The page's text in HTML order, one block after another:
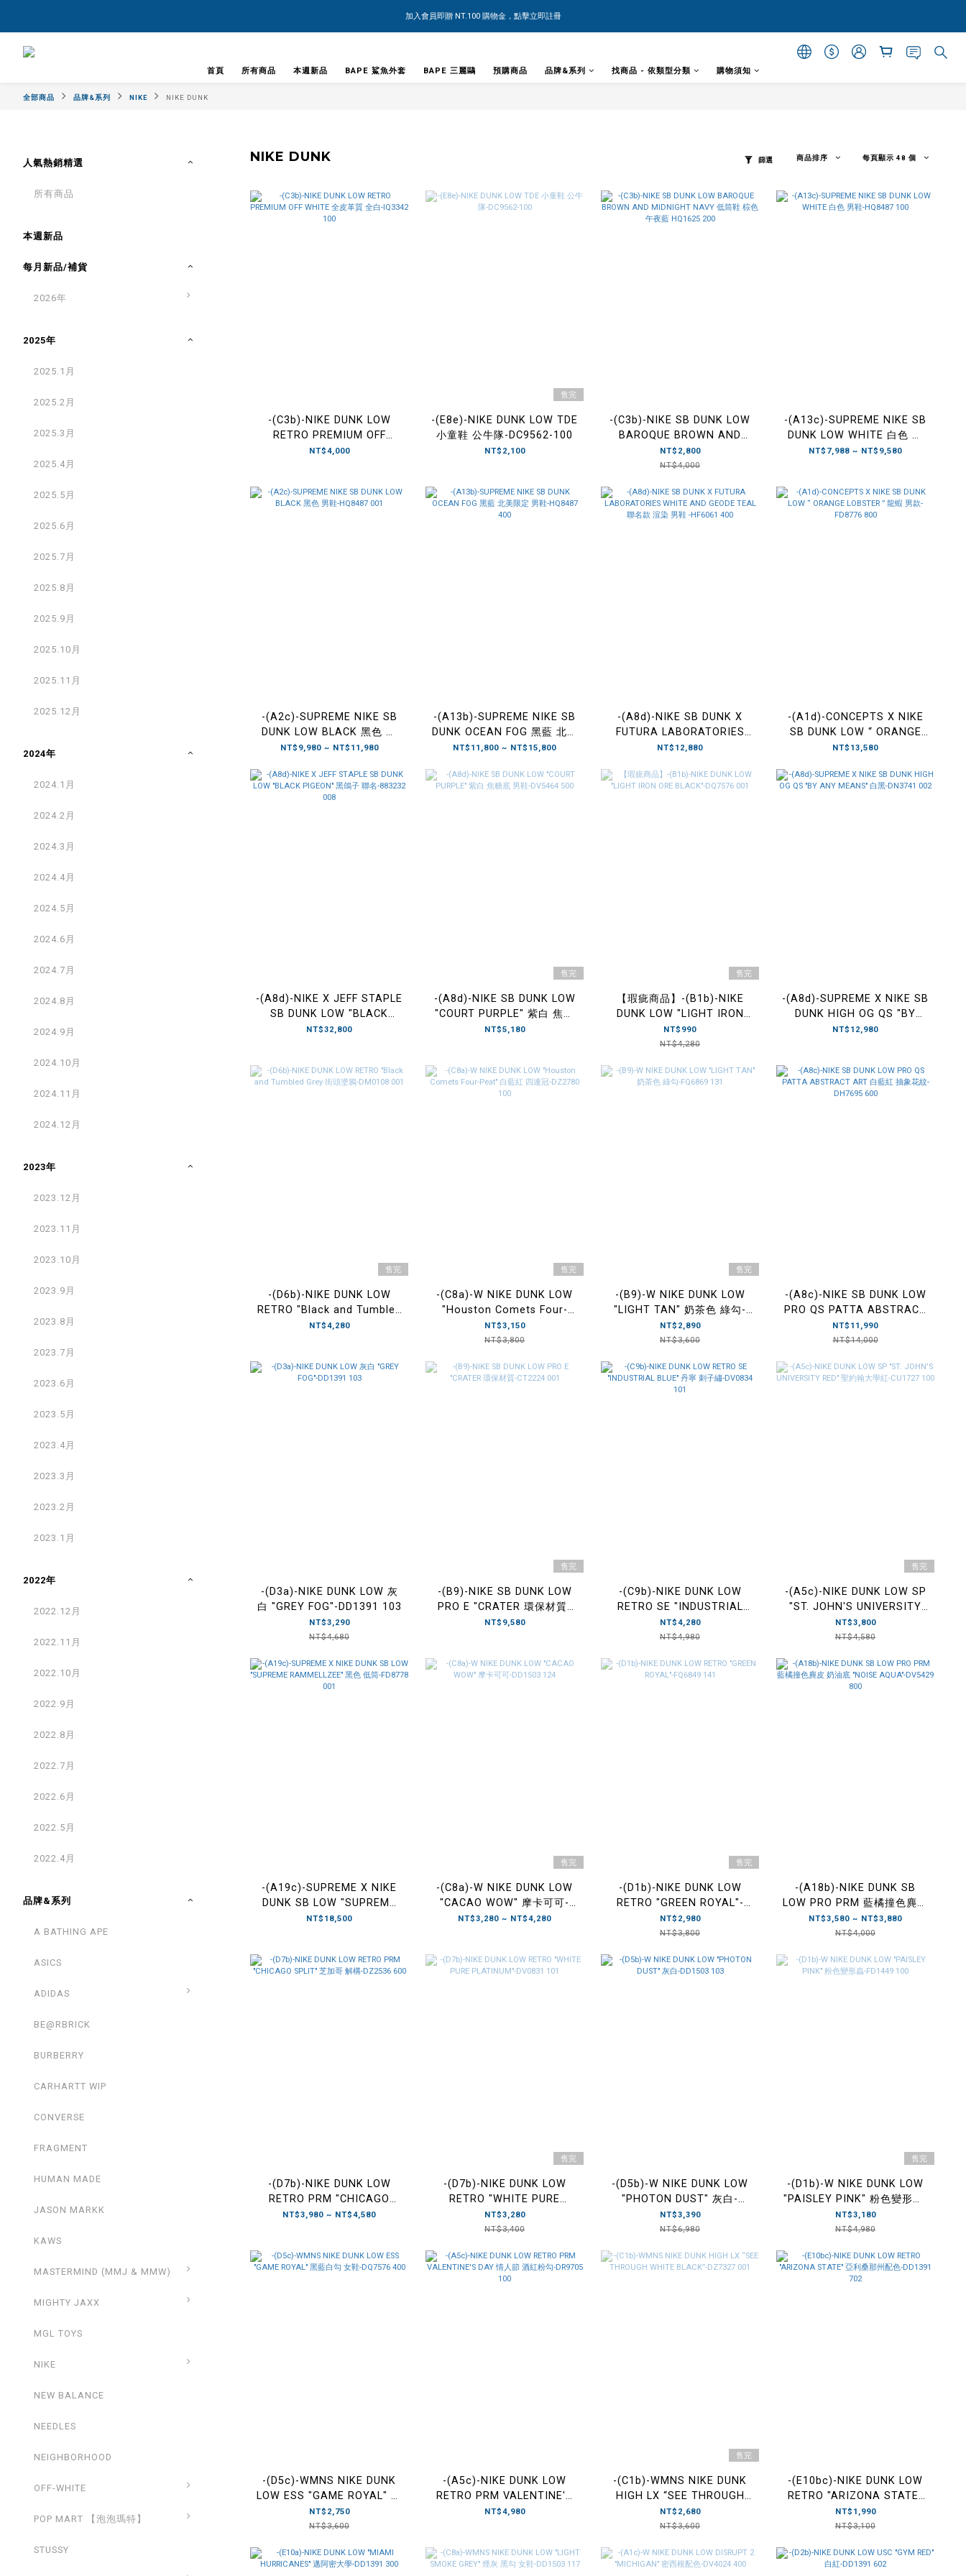
加入會員即贈 NT.100 購物金，點擊立即註冊
首頁 所有商品 本週新品 BAPE 鯊魚外套 BAPE 三麗鷗 預購商品 品牌&系列 找商品 - 依類型分類 購物須知
全部商品 品牌&系列 NIKE NIKE DUNK
人氣熱銷精選
所有商品
本週新品
每月新品/補貨
2026年
2025年
2025.1月
2025.2月
2025.3月
2025.4月
2025.5月
2025.6月
2025.7月
2025.8月
2025.9月
2025.10月
2025.11月
2025.12月
2024年
2024.1月
2024.2月
2024.3月
2024.4月
2024.5月
2024.6月
2024.7月
2024.8月
2024.9月
2024.10月
2024.11月
2024.12月
2023年
2023.12月
2023.11月
2023.10月
2023.9月
2023.8月
2023.7月
2023.6月
2023.5月
2023.4月
2023.3月
2023.2月
2023.1月
2022年
2022.12月
2022.11月
2022.10月
2022.9月
2022.8月
2022.7月
2022.6月
2022.5月
2022.4月
品牌&系列
A BATHING APE
ASICS
ADIDAS
BE@RBRICK
BURBERRY
CARHARTT WIP
CONVERSE
FRAGMENT
HUMAN MADE
JASON MARKK
KAWS
MASTERMIND (MMJ & MMW)
MIGHTY JAXX
MGL TOYS
NIKE
NEW BALANCE
NEEDLES
NEIGHBORHOOD
OFF-WHITE
POP MART 【泡泡瑪特】
STUSSY
NIKE DUNK 篩選 商品排序 每頁顯示 48 個
-(C3b)-NIKE DUNK LOW
RETRO PREMIUM OFF
WHITE 全皮革質 全白-
NT$4,000
售完
-(E8e)-NIKE DUNK LOW TDE
小童鞋 公牛隊-DC9562-100
NT$2,100
-(C3b)-NIKE SB DUNK LOW
BAROQUE BROWN AND
MIDNIGHT NAVY 低筒鞋 棕
色 午夜藍 HQ1625 200
NT$2,800
NT$4,000
-(A13c)-SUPREME NIKE SB
DUNK LOW WHITE 白色 男
鞋-HQ8487 100
NT$7,988 ~ NT$9,580
-(A2c)-SUPREME NIKE SB
DUNK LOW BLACK 黑色 男
鞋-HQ8487 001
NT$9,980 ~ NT$11,980
-(A13b)-SUPREME NIKE SB
DUNK OCEAN FOG 黑藍 北美
限定 男鞋-HQ8487 400
NT$11,800 ~ NT$15,800
-(A8d)-NIKE SB DUNK X
FUTURA LABORATORIES
WHITE AND GEODE TEAL 聯
NT$12,880
-(A1d)-CONCEPTS X NIKE
SB DUNK LOW “ ORANGE
LOBSTER ” 龍蝦 男款-
NT$13,580
-(A8d)-NIKE X JEFF STAPLE
SB DUNK LOW "BLACK
PIGEON" 黑鴿子 聯
NT$32,800
售完
-(A8d)-NIKE SB DUNK LOW
"COURT PURPLE" 紫白 焦糖
底 男鞋-DV5464 500
NT$5,180
售完
【瑕疵商品】-(B1b)-NIKE
DUNK LOW "LIGHT IRON
ORE BLACK"-DQ7576 001
NT$990
NT$4,280
-(A8d)-SUPREME X NIKE SB
DUNK HIGH OG QS "BY
ANY MEANS" 白黑-DN3741
NT$12,980
售完
-(D6b)-NIKE DUNK LOW
RETRO "Black and Tumbled
Grey 街頭塗鴉-DM0108 001
NT$4,280
售完
-(C8a)-W NIKE DUNK LOW
"Houston Comets Four-
Peat" 白藍紅 四連冠-DZ2780
100
NT$3,150
NT$3,800
售完
-(B9)-W NIKE DUNK LOW
"LIGHT TAN" 奶茶色 綠勾-
FQ6869 131
NT$2,890
NT$3,600
-(A8c)-NIKE SB DUNK LOW
PRO QS PATTA ABSTRACT
ART 白藍紅 抽象花紋-
DH7695 600
NT$11,990
NT$14,000
-(D3a)-NIKE DUNK LOW 灰
白 "GREY FOG"-DD1391 103
NT$3,290
NT$4,680
售完
-(B9)-NIKE SB DUNK LOW
PRO E "CRATER 環保材質-
CT2224 001
NT$9,580
-(C9b)-NIKE DUNK LOW
RETRO SE "INDUSTRIAL
BLUE" 丹寧 刺子繡-DV0834
101
NT$4,280
NT$4,980
售完
-(A5c)-NIKE DUNK LOW SP
"ST. JOHN'S UNIVERSITY
RED" 聖約翰大學紅-CU1727
100
NT$3,800
NT$4,580
-(A19c)-SUPREME X NIKE
DUNK SB LOW "SUPREME
RAMMELLZEE" 黑色 低筒-
NT$18,500
售完
-(C8a)-W NIKE DUNK LOW
"CACAO WOW" 摩卡可可-
DD1503 124
NT$3,280 ~ NT$4,280
售完
-(D1b)-NIKE DUNK LOW
RETRO "GREEN ROYAL"-
FQ6849 141
NT$2,980
NT$3,800
-(A18b)-NIKE DUNK SB
LOW PRO PRM 藍橘撞色麂皮
奶油底 "NOISE AQUA"-
DV5429 800
NT$3,580 ~ NT$3,880
NT$4,000
-(D7b)-NIKE DUNK LOW
RETRO PRM "CHICAGO
SPLIT" 芝加哥 解構-DZ2536
NT$3,980 ~ NT$4,580
售完
-(D7b)-NIKE DUNK LOW
RETRO "WHITE PURE
PLATINUM"-DV0831 101
NT$3,280
NT$3,400
-(D5b)-W NIKE DUNK LOW
"PHOTON DUST" 灰白-
DD1503 103
NT$3,390
NT$6,980
售完
-(D1b)-W NIKE DUNK LOW
"PAISLEY PINK" 粉色變形蟲-
FD1449 100
NT$3,180
NT$4,980
-(D5c)-WMNS NIKE DUNK
LOW ESS "GAME ROYAL" 黑
藍白勾 女鞋-DQ7576 400
NT$2,750
NT$3,600
-(A5c)-NIKE DUNK LOW
RETRO PRM VALENTINE'S
DAY 情人節 酒紅粉勾-
NT$4,980
售完
-(C1b)-WMNS NIKE DUNK
HIGH LX “SEE THROUGH
WHITE BLACK”-DZ7327 001
NT$2,680
NT$3,600
-(E10bc)-NIKE DUNK LOW
RETRO "ARIZONA STATE"
亞利桑那州配色-DD1391 702
NT$1,990
NT$3,100